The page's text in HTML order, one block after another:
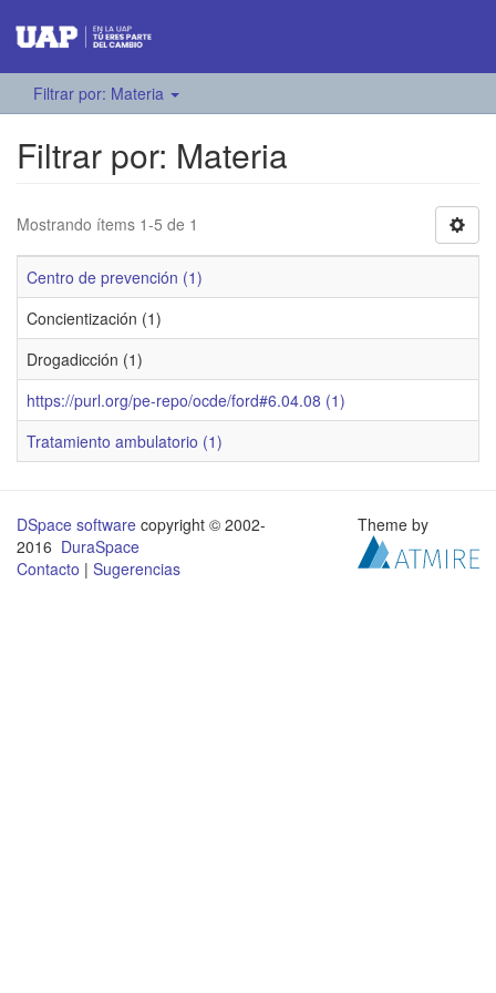
Filtrar por: Materia
Filtrar por: Materia
Mostrando ítems 1-5 de 1
Centro de prevención (1)
Concientización (1)
Drogadicción (1)
https://purl.org/pe-repo/ocde/ford#6.04.08 (1)
Tratamiento ambulatorio (1)
DSpace software copyright © 2002-
2016 DuraSpace
Contacto | Sugerencias
Theme by